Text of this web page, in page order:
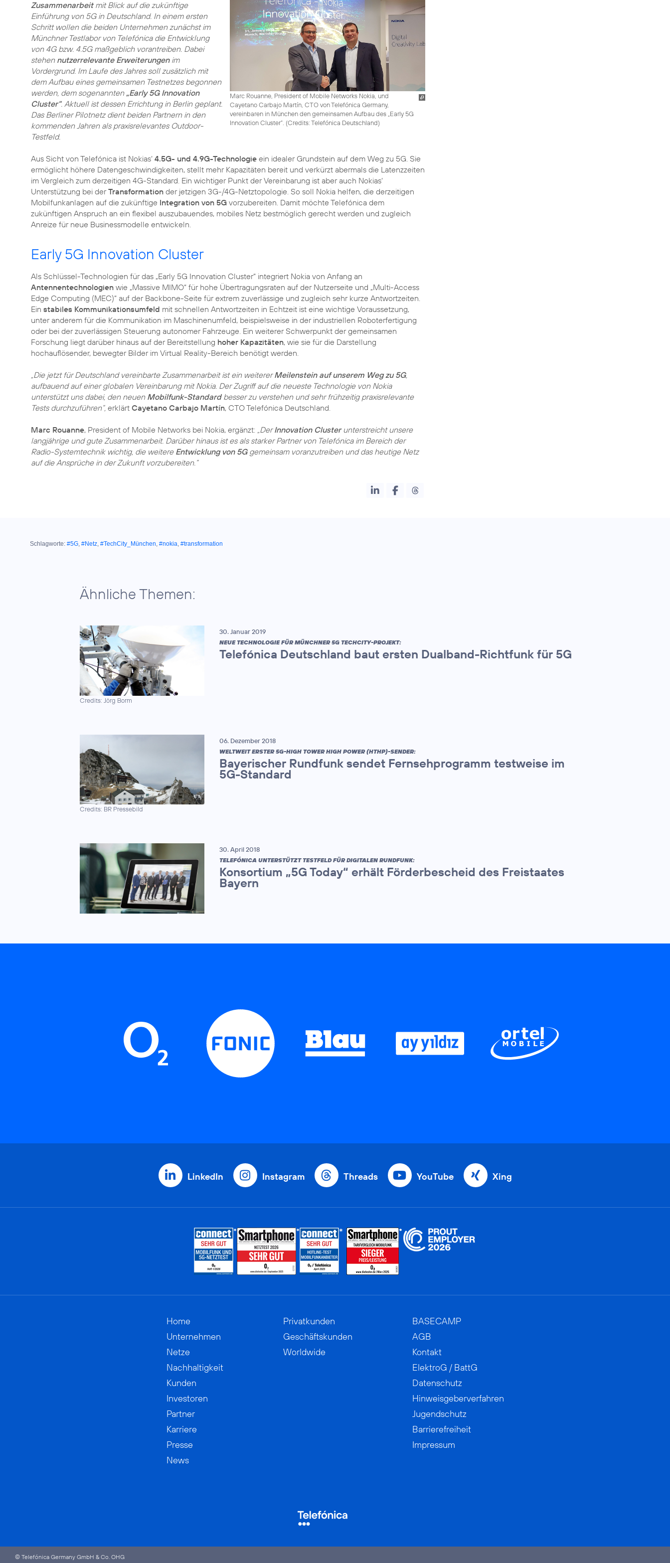
Marc Rouanne, President of Mobile Networks Nokia, und
Cayetano Carbajo Martín, CTO von Telefónica Germany,
vereinbaren in München den gemeinsamen Aufbau des „Early 5G
Innovation Cluster“. (Credits: Telefónica Deutschland)
Zusammenarbeitmit Blick auf die zukünftige
Einführung von 5G in Deutschland. In einem ersten
Schritt wollen die beiden Unternehmen zunächst im
Münchner Testlabor von Telefónica die Entwicklung
von 4G bzw. 4.5G maßgeblich vorantreiben. Dabei
stehen nutzerrelevante Erweiterungenim
Vordergrund. Im Laufe des Jahres soll zusätzlich mit
dem Aufbau eines gemeinsamen Testnetzes begonnen
werden, dem sogenannten „Early 5G Innovation
Cluster“. Aktuell ist dessen Errichtung in Berlin geplant.
Das Berliner Pilotnetz dient beiden Partnern in den
kommenden Jahren als praxisrelevantes Outdoor-
Testfeld.
Aus Sicht von Telefónica ist Nokias‘ 4.5G- und 4.9G-Technologie ein idealer Grundstein auf dem Weg zu 5G. Sie
ermöglicht höhere Datengeschwindigkeiten, stellt mehr Kapazitäten bereit und verkürzt abermals die Latenzzeiten
im Vergleich zum derzeitigen 4G-Standard. Ein wichtiger Punkt der Vereinbarung ist aber auch Nokias‘
Unterstützung bei derTransformation der jetzigen 3G-/4G-Netztopologie. So soll Nokia helfen, die derzeitigen
Mobilfunkanlagen auf die zukünftige Integration von 5G vorzubereiten. Damit möchte Telefónica dem
zukünftigen Anspruch an ein flexibel auszubauendes, mobiles Netz bestmöglich gerecht werden und zugleich
Anreize für neue Businessmodelle entwickeln.
Early 5G Innovation Cluster
Als Schlüssel-Technologien für das „Early 5G Innovation Cluster“ integriert Nokia von Anfang an
Antennentechnologien wie „Massive MIMO“ für hohe Übertragungsraten auf der Nutzerseite und „Multi-Access
Edge Computing (MEC)“ auf der Backbone-Seite für extrem zuverlässige und zugleich sehr kurze Antwortzeiten.
Ein stabiles Kommunikationsumfeld mit schnellen Antwortzeiten in Echtzeit ist eine wichtige Voraussetzung,
unter anderem für die Kommunikation im Maschinenumfeld, beispielsweise in der industriellen Roboterfertigung
oder bei der zuverlässigen Steuerung autonomer Fahrzeuge. Ein weiterer Schwerpunkt der gemeinsamen
Forschung liegt darüber hinaus auf der Bereitstellung hoher Kapazitäten, wie sie für die Darstellung
hochauflösender, bewegter Bilder im Virtual Reality-Bereich benötigt werden.
„Die jetzt für Deutschland vereinbarte Zusammenarbeit ist ein weitererMeilenstein auf unserem Weg zu 5G,
aufbauend auf einer globalen Vereinbarung mit Nokia. Der Zugriff auf die neueste Technologie von Nokia
unterstützt uns dabei, den neuen Mobilfunk-Standardbesser zu verstehen und sehr frühzeitig praxisrelevante
Tests durchzuführen“, erklärt Cayetano Carbajo Martín, CTO Telefónica Deutschland.
Marc Rouanne, President of Mobile Networks bei Nokia, ergänzt: „DerInnovation Clusterunterstreicht unsere
langjährige und gute Zusammenarbeit. Darüber hinaus ist es als starker Partner von Telefónica im Bereich der
Radio-Systemtechnik wichtig, die weitere Entwicklung von 5Ggemeinsam voranzutreiben und das heutige Netz
auf die Ansprüche in der Zukunft vorzubereiten.“
Schlagworte: #5G, #Netz, #TechCity_München, #nokia, #transformation
Ähnliche Themen:
Credits: Jörg Borm
30. Januar 2019
NEUE TECHNOLOGIE FÜR MÜNCHNER 5G TECHCITY-PROJEKT:
Telefónica Deutschland baut ersten Dualband-Richtfunk für 5G
Credits: BR Pressebild
06. Dezember 2018
WELTWEIT ERSTER 5G-HIGH TOWER HIGH POWER (HTHP)-SENDER:
Bayerischer Rundfunk sendet Fernsehprogramm testweise im
5G-Standard
30. April 2018
TELEFÓNICA UNTERSTÜTZT TESTFELD FÜR DIGITALEN RUNDFUNK:
Konsortium „5G Today“ erhält Förderbescheid des Freistaates
Bayern
LinkedIn Instagram Threads YouTube Xing
Home
Unternehmen
Netze
Nachhaltigkeit
Kunden
Investoren
Partner
Karriere
Presse
News
Privatkunden
Geschäftskunden
Worldwide
BASECAMP
AGB
Kontakt
ElektroG / BattG
Datenschutz
Hinweisgeberverfahren
Jugendschutz
Barrierefreiheit
Impressum
© Telefónica Germany GmbH & Co. OHG